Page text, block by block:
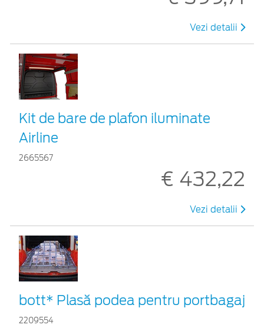
Vezi detalii
Kit de bare de plafon iluminate
Airline
2665567
€ 432,22
Vezi detalii
bott* Plasă podea pentru portbagaj
2209554